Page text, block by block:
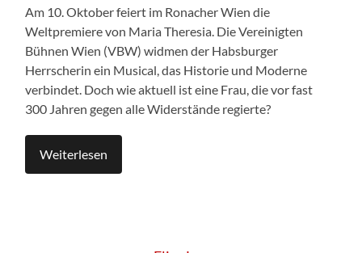
Am 10. Oktober feiert im Ronacher Wien die
Weltpremiere von Maria Theresia. Die Vereinigten
Bühnen Wien (VBW) widmen der Habsburger
Herrscherin ein Musical, das Historie und Moderne
verbindet. Doch wie aktuell ist eine Frau, die vor fast
300 Jahren gegen alle Widerstände regierte?
Weiterlesen